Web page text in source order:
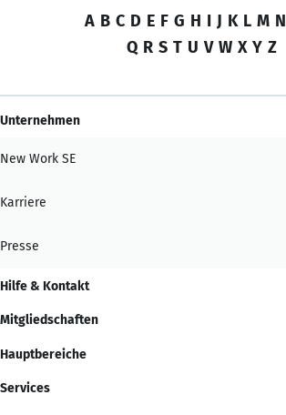
A B C D E F G H I J K L M N
Q R S T U V W X Y Z
Unternehmen
New Work SE
Karriere
Presse
Hilfe & Kontakt
Mitgliedschaften
Hauptbereiche
Services